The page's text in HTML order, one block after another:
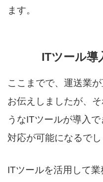
ます。
ITツール導
ここまでで、運送業
お伝えしましたが、
うなITツールが導入
対応が可能になるでし
ITツールを活用して